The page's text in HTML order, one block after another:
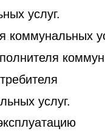
услуг.
коммунальных
услуг.